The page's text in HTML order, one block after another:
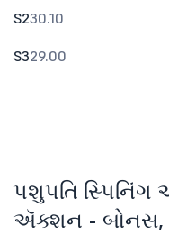
S230.10
S329.00
પશુપતિ સ્પિનિંગ
ઍક્શન - બોનસ,